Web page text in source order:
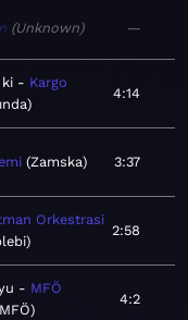
Unknown —
Kargo
4:14
Zamska 3:37
Orkestrasi
2:58
MFÖ
4:2